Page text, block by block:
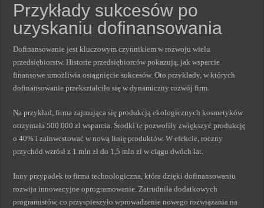
Przykłady sukcesów po
uzyskaniu dofinansowania
Dofinansowanie jest kluczowym czynnikiem w rozwoju wielu
przedsiębiorstw. Historie przedsiębiorców pokazują, jak wsparcie
finansowe umożliwia osiągnięcie sukcesów. Oto przykłady, w których
dofinansowanie przekształciło się w dynamiczny rozwój firm.
Na przykład, firma zajmująca się produkcją ekologicznych kosmetyków
otrzymała 500 000 zł wsparcia. Środki te pozwoliły zwiększyć produkcję
o 40% i zainwestować w nową linię produktów. W efekcie, roczny
przychód wzrósł z 1 mln zł do 1,5 mln zł w ciągu dwóch lat.
Inny przypadek to firma technologiczna, która dzięki dofinansowaniu
rozwija innowacyjne oprogramowanie. Zatrudniła dodatkowych
programistów, co przyspieszyło wprowadzenie nowego rozwiązania na